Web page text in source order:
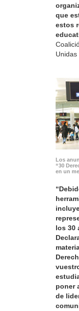
que
estos
Los
“30
en un
los 30
poner
de